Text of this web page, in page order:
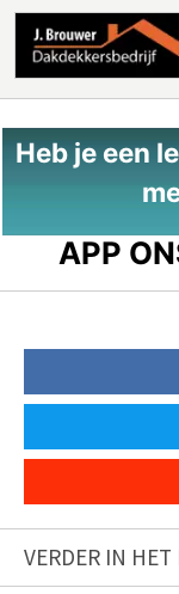
Heb je een
APP
VERDER IN HET